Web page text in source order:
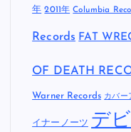
年 2011年 Columbia
Records FAT
OF DEATH
Warner Records カバー
イナーノーツ デ